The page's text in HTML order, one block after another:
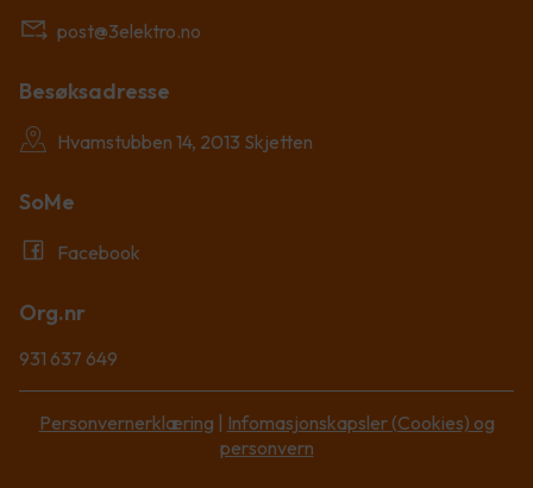
post@3elektro.no
Besøksadresse
Hvamstubben 14, 2013 Skjetten
SoMe
Facebook
Org.nr
931 637 649
Personvernerklæring | Infomasjonskapsler (Cookies) og
personvern